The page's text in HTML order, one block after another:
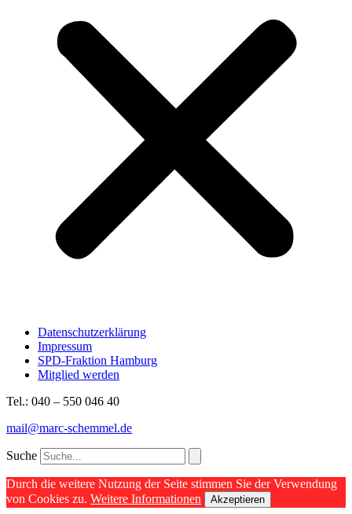
Datenschutzerklärung
Impressum
SPD-Fraktion Hamburg
Mitglied werden
Tel.: 040 – 550 046 40
mail@marc-schemmel.de
Suche
Durch die weitere Nutzung der Seite stimmen Sie der Verwendung
von Cookies zu. Weitere Informationen Akzeptieren